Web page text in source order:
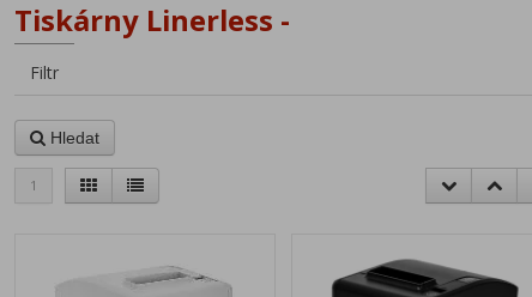
Tiskárny Linerless -
Filtr
Hledat
1